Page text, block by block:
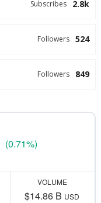
2.8k
Subscribes
524
Followers
849
Followers
(0.71%)
VOLUME
$14.86 B USD